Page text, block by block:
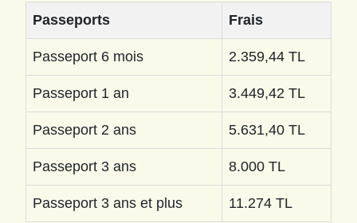
Passeports Frais
Passeport 6 mois 2.359,44 TL
Passeport 1 an 3.449,42 TL
Passeport 2 ans 5.631,40 TL
Passeport 3 ans 8.000 TL
Passeport 3 ans et plus 11.274 TL